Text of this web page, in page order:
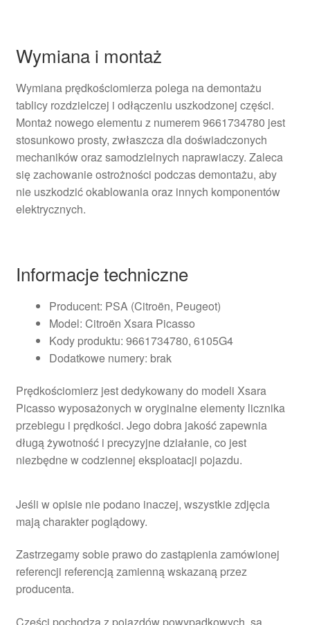
Wymiana i montaż
Wymiana prędkościomierza polega na demontażu
tablicy rozdzielczej i odłączeniu uszkodzonej części.
Montaż nowego elementu z numerem 9661734780 jest
stosunkowo prosty, zwłaszcza dla doświadczonych
mechaników oraz samodzielnych naprawiaczy. Zaleca
się zachowanie ostrożności podczas demontażu, aby
nie uszkodzić okablowania oraz innych komponentów
elektrycznych.
Informacje techniczne
Producent: PSA (Citroën, Peugeot)
Model: Citroën Xsara Picasso
Kody produktu: 9661734780, 6105G4
Dodatkowe numery: brak
Prędkościomierz jest dedykowany do modeli Xsara
Picasso wyposażonych w oryginalne elementy licznika
przebiegu i prędkości. Jego dobra jakość zapewnia
długą żywotność i precyzyjne działanie, co jest
niezbędne w codziennej eksploatacji pojazdu.
Jeśli w opisie nie podano inaczej, wszystkie zdjęcia
mają charakter poglądowy.
Zastrzegamy sobie prawo do zastąpienia zamówionej
referencji referencją zamienną wskazaną przez
producenta.